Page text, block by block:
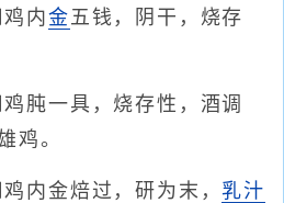
鸡内金五钱，阴干，烧存
肫一具，烧存性，酒调
鸡。
鸡内金焙过，研为末，乳汁